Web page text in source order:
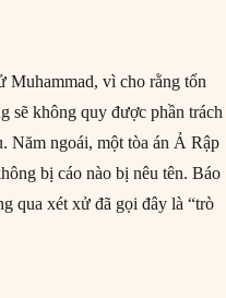
Muhammad, vì cho rằng tổn
sẽ không quy được phần trách
Năm ngoái, một tòa án Ả Rập
bị cáo nào bị nêu tên. Báo
qua xét xử đã gọi đây là “trò